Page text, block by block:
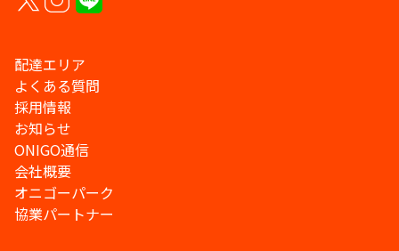
配達エリア
よくある質問
採用情報
お知らせ
ONIGO通信
会社概要
オニゴーパーク
協業パートナー